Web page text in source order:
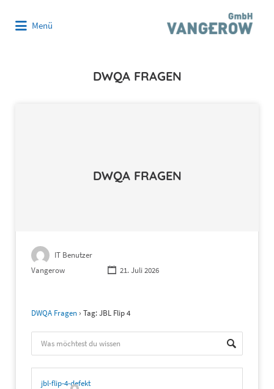
Menü
DWQA FRAGEN
DWQA FRAGEN
IT Benutzer
Vangerow
21. Juli 2026
DWQA Fragen › Tag: JBL Flip 4
jbl-flip-4-defekt